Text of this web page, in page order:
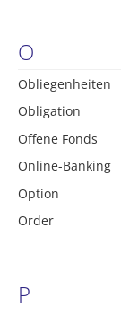
O
Obliegenheiten
Obligation
Offene Fonds
Online-Banking
Option
Order
P